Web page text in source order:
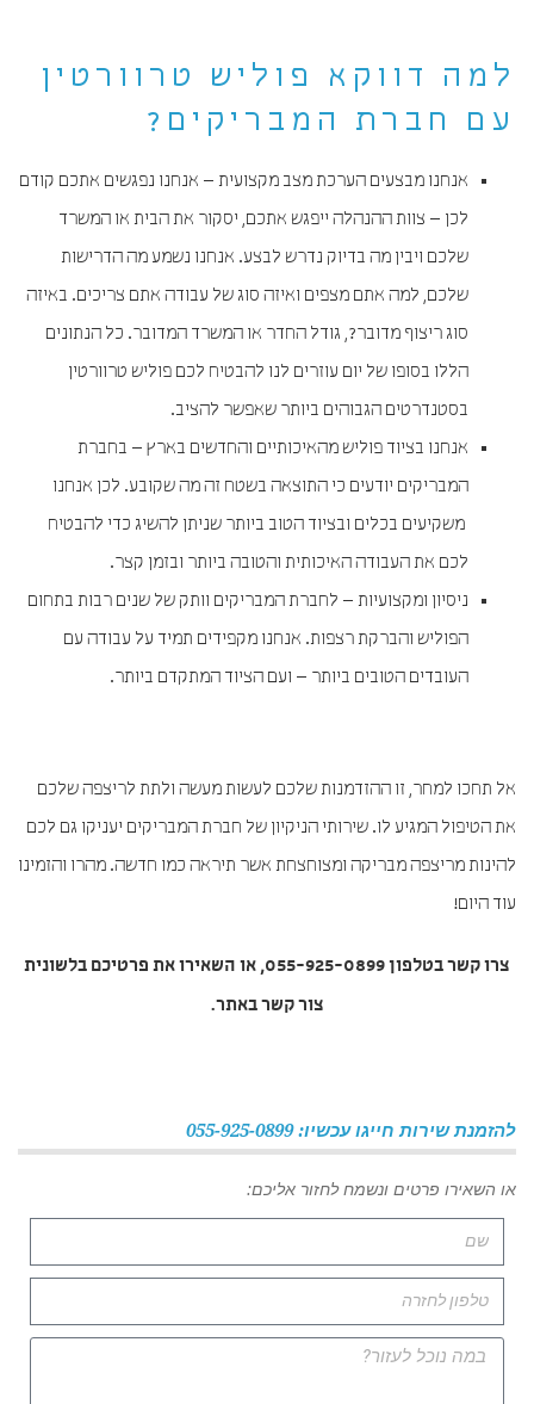
למה דווקא פוליש טרוורטין
עם חברת המבריקים?
אנחנו מבצעים הערכת מצב מקצועית – אנחנו נפגשים אתכם קודם
לכן – צוות ההנהלה ייפגש אתכם, יסקור את הבית או המשרד
שלכם ויבין מה בדיוק נדרש לבצע. אנחנו נשמע מה הדרישות
שלכם, למה אתם מצפים ואיזה סוג של עבודה אתם צריכים. באיזה
סוג ריצוף מדובר?, גודל החדר או המשרד המדובר. כל הנתונים
הללו בסופו של יום עוזרים לנו להבטיח לכם פוליש טרוורטין
בסטנדרטים הגבוהים ביותר שאפשר להציב.
אנחנו בציוד פוליש מהאיכותיים והחדשים בארץ – בחברת
המבריקים יודעים כי התוצאה בשטח זה מה שקובע. לכן אנחנו
משקיעים בכלים ובציוד הטוב ביותר שניתן להשיג כדי להבטיח
לכם את העבודה האיכותית והטובה ביותר ובזמן קצר.
ניסיון ומקצועיות – לחברת המבריקים וותק של שנים רבות בתחום
הפוליש והברקת רצפות. אנחנו מקפידים תמיד על עבודה עם
העובדים הטובים ביותר – ועם הציוד המתקדם ביותר.
אל תחכו למחר, זו ההזדמנות שלכם לעשות מעשה ולתת לריצפה שלכם
את הטיפול המגיע לו. שירותי הניקיון של חברת המבריקים יעניקו גם לכם
להינות מריצפה מבריקה ומצוחצחת אשר תיראה כמו חדשה. מהרו והזמינו
עוד היום!
צרו קשר בטלפון 055-925-0899, או השאירו את פרטיכם בלשונית
צור קשר באתר.
להזמנת שירות חייגו עכשיו: 055-925-0899
או השאירו פרטים ונשמח לחזור אליכם: